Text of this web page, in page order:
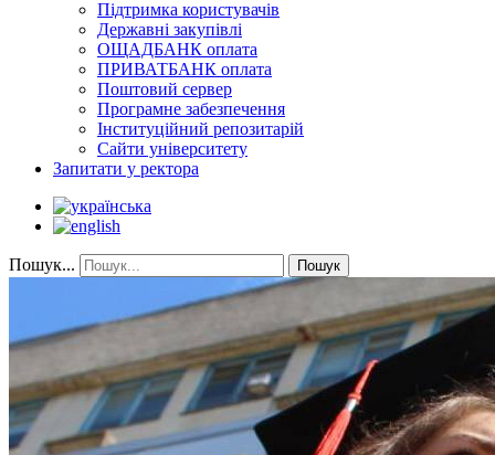
Підтримка користувачів
Державні закупівлі
ОЩАДБАНК оплата
ПРИВАТБАНК оплата
Поштовий сервер
Програмне забезпечення
Інституційний репозитарій
Сайти університету
Запитати у ректора
Пошук... Пошук